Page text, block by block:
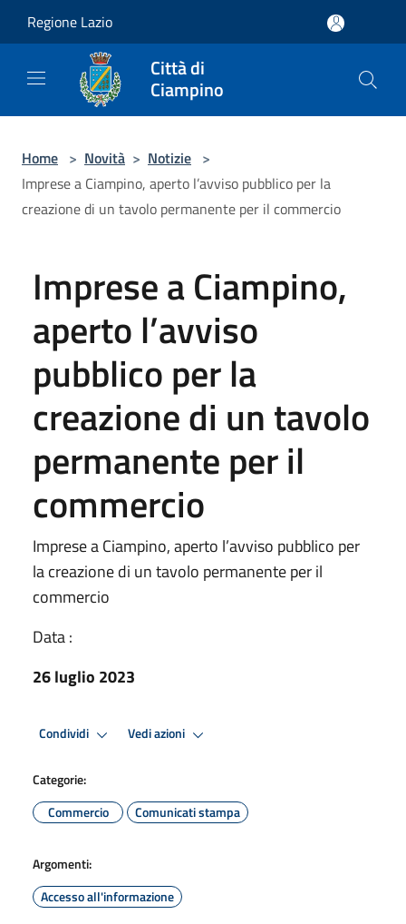
Regione Lazio
Città di
Ciampino
Home > Novità > Notizie >
Imprese a Ciampino, aperto l’avviso pubblico per la
creazione di un tavolo permanente per il commercio
Imprese a Ciampino,
aperto l’avviso
pubblico per la
creazione di un tavolo
permanente per il
commercio
Imprese a Ciampino, aperto l’avviso pubblico per
la creazione di un tavolo permanente per il
commercio
Data :
26 luglio 2023
Condividi Vedi azioni
Categorie:
Commercio
Comunicati stampa
Argomenti:
Accesso all'informazione